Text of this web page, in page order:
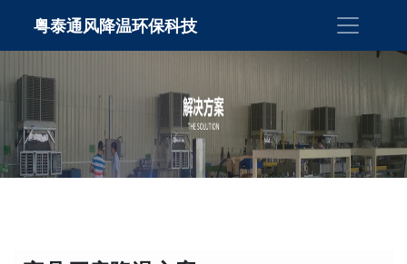
粤泰通风降温环保科技